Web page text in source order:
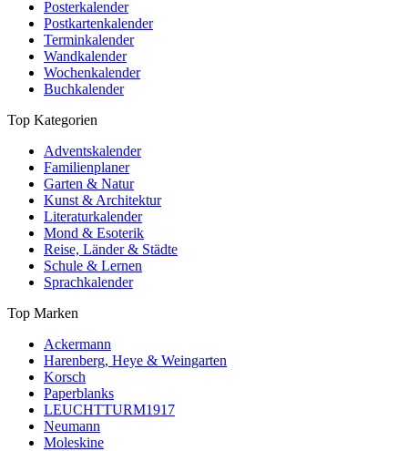
Posterkalender
Postkartenkalender
Terminkalender
Wandkalender
Wochenkalender
Buchkalender
Top Kategorien
Adventskalender
Familienplaner
Garten & Natur
Kunst & Architektur
Literaturkalender
Mond & Esoterik
Reise, Länder & Städte
Schule & Lernen
Sprachkalender
Top Marken
Ackermann
Harenberg, Heye & Weingarten
Korsch
Paperblanks
LEUCHTTURM1917
Neumann
Moleskine